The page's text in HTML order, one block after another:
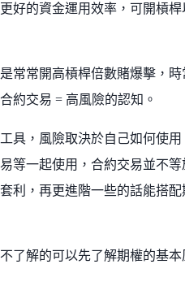
好的資金運用效率，可開槓桿
常常開高槓桿倍數賭爆擊，時
約交易 = 高風險的認知。
具，風險取決於自己如何使用
等一起使用，合約交易並不等
利，再更進階一些的話能搭配
了解的可以先了解期權的基本